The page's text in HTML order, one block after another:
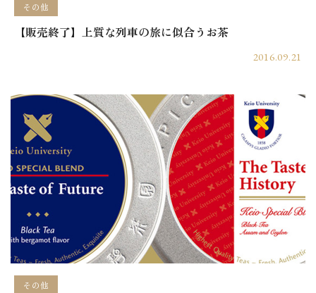
その他
【販売終了】上質な列車の旅に似合うお茶
2016.09.21
その他